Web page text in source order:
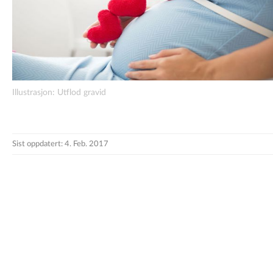
Illustrasjon: Utflod gravid
Sist oppdatert: 4. Feb. 2017